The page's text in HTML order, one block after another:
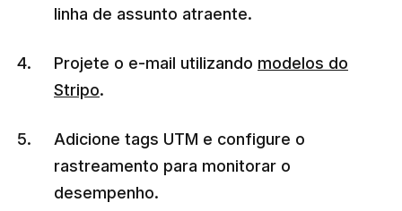
linha de assunto atraente.
Projete o e-mail utilizando modelos do
Stripo.
Adicione tags UTM e configure o
rastreamento para monitorar o
desempenho.